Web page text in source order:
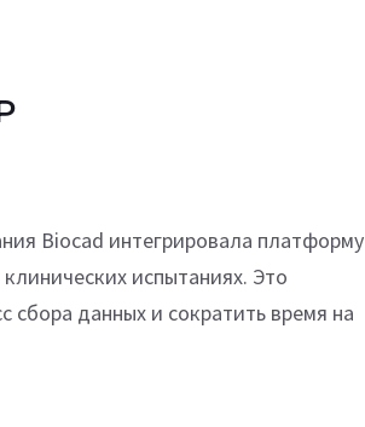
Biocad интегрировала платформу
испытаниях. Это
сбора данных и сократить время на